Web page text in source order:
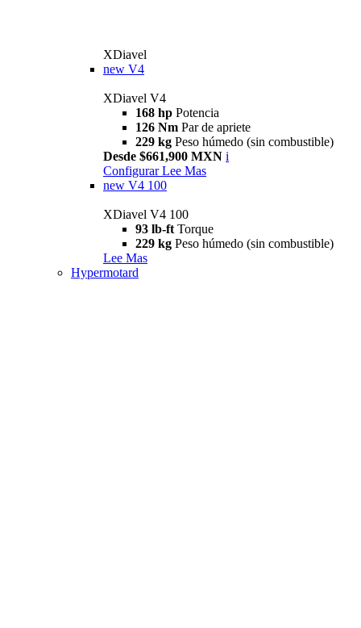
XDiavel
new V4
XDiavel V4
168 hp Potencia
126 Nm Par de apriete
229 kg Peso húmedo (sin combustible)
Desde $661,900 MXN i
Configurar Lee Mas
new V4 100
XDiavel V4 100
93 lb-ft Torque
229 kg Peso húmedo (sin combustible)
Lee Mas
Hypermotard